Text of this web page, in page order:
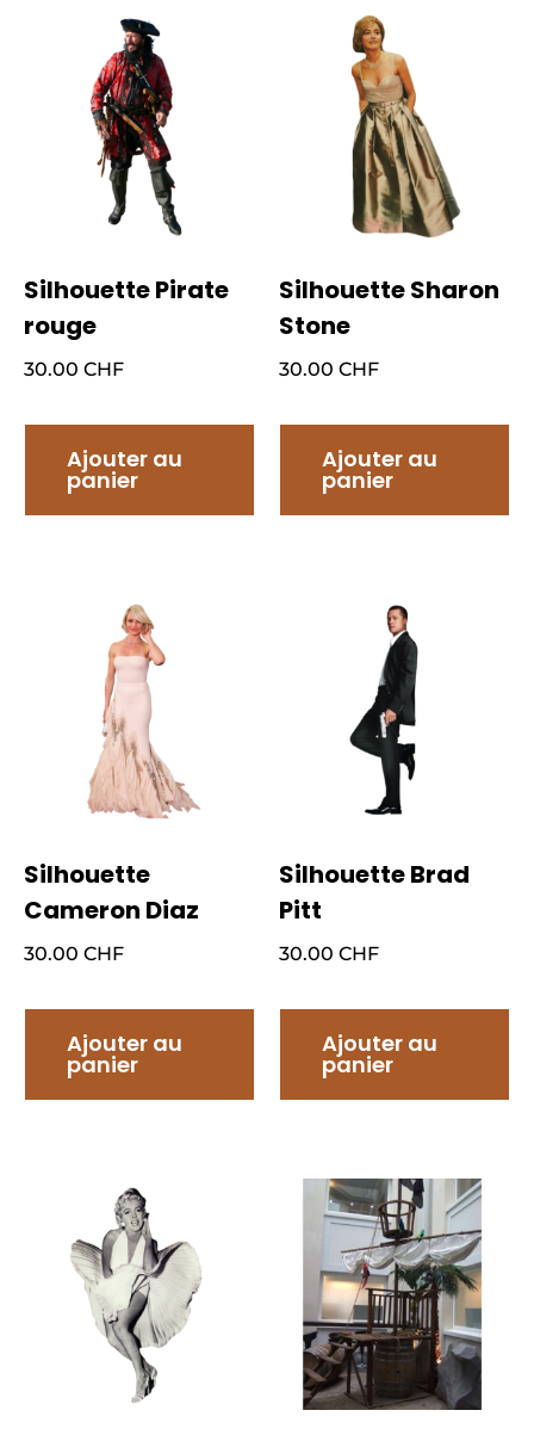
Silhouette Pirate
rouge
30.00 CHF
Ajouter au
panier
Silhouette Sharon
Stone
30.00 CHF
Ajouter au
panier
Silhouette
Cameron Diaz
30.00 CHF
Ajouter au
panier
Silhouette Brad
Pitt
30.00 CHF
Ajouter au
panier